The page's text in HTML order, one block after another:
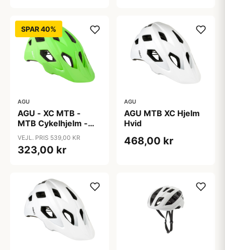
SPAR 40%
AGU
AGU - XC MTB -
MTB Cykelhjelm -
Grøn - Str. 58-61 cm
VEJL. PRIS 539,00 KR
323,00 kr
AGU
AGU MTB XC Hjelm
Hvid
468,00 kr